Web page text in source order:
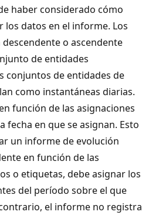
haber considerado cómo
datos en el informe. Los
o ascendente
de entidades
conjuntos de entidades de
como instantáneas diarias.
función de las asignaciones
fecha en que se asignan. Esto
un informe de evolución
en función de las
o etiquetas, debe asignar los
del período sobre el que
el informe no registra